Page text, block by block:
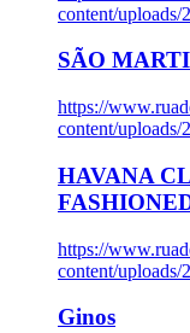
content/uploads/
SÃO
https://
content/
HAVANA
https://
content/uploads/
Ginos